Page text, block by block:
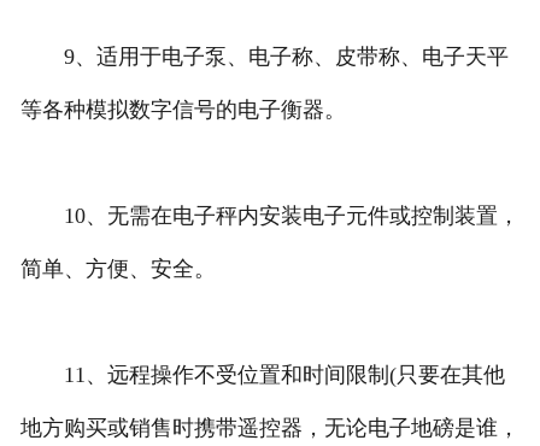
9、适用于电子泵、电子称、皮带称、电子天平
等各种模拟数字信号的电子衡器。
10、无需在电子秤内安装电子元件或控制装置，
简单、方便、安全。
11、远程操作不受位置和时间限制(只要在其他
地方购买或销售时携带遥控器，无论电子地磅是谁，